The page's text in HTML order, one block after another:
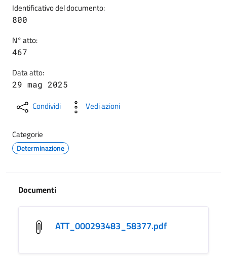
Identificativo del documento:
800
N° atto:
467
Data atto:
29 mag 2025
Condividi Vedi azioni
Categorie
Determinazione
Documenti
ATT_000293483_58377.pdf